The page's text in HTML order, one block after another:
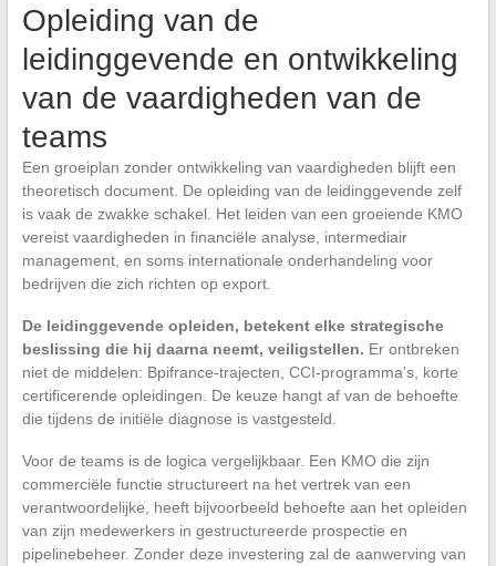
Opleiding van de
leidinggevende en ontwikkeling
van de vaardigheden van de
teams
Een groeiplan zonder ontwikkeling van vaardigheden blijft een
theoretisch document. De opleiding van de leidinggevende zelf
is vaak de zwakke schakel. Het leiden van een groeiende KMO
vereist vaardigheden in financiële analyse, intermediair
management, en soms internationale onderhandeling voor
bedrijven die zich richten op export.
De leidinggevende opleiden, betekent elke strategische
beslissing die hij daarna neemt, veiligstellen. Er ontbreken
niet de middelen: Bpifrance-trajecten, CCI-programma’s, korte
certificerende opleidingen. De keuze hangt af van de behoefte
die tijdens de initiële diagnose is vastgesteld.
Voor de teams is de logica vergelijkbaar. Een KMO die zijn
commerciële functie structureert na het vertrek van een
verantwoordelijke, heeft bijvoorbeeld behoefte aan het opleiden
van zijn medewerkers in gestructureerde prospectie en
pipelinebeheer. Zonder deze investering zal de aanwerving van